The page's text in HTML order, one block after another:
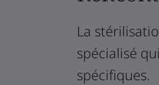
La
spécialisé
spécifiques.